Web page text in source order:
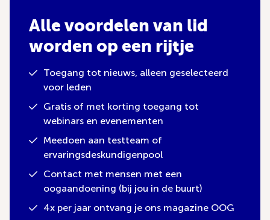
Alle voordelen van lid
worden op een rijtje
Toegang tot nieuws, alleen geselecteerd
voor leden
Gratis of met korting toegang tot
webinars en evenementen
Meedoen aan testteam of
ervaringsdeskundigenpool
Contact met mensen met een
oogaandoening (bij jou in de buurt)
4x per jaar ontvang je ons magazine OOG